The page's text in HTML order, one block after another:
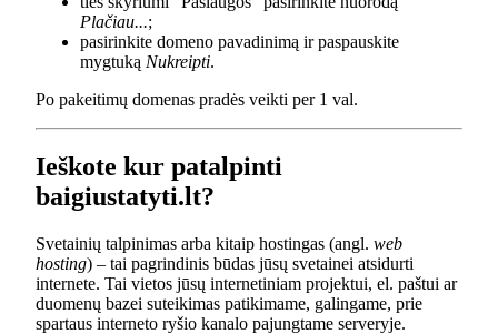
Plačiau...;
pasirinkite domeno pavadinimą ir paspauskite
mygtuką Nukreipti.
Po pakeitimų domenas pradės veikti per 1 val.
Ieškote kur patalpinti
baigiustatyti.lt?
Svetainių talpinimas arba kitaip hostingas (angl. web
hosting) – tai pagrindinis būdas jūsų svetainei atsidurti
internete. Tai vietos jūsų internetiniam projektui, el. paštui ar
duomenų bazei suteikimas patikimame, galingame, prie
spartaus interneto ryšio kanalo pajungtame serveryje.